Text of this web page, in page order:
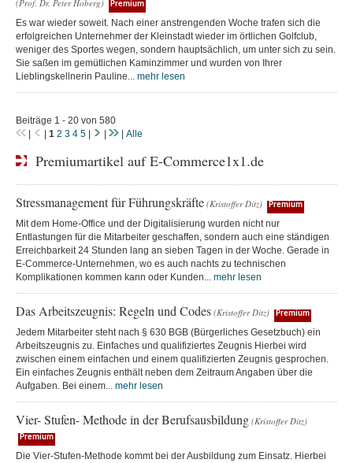
(Prof. Dr. Peter Hoberg) Premium
Es war wieder soweit. Nach einer anstrengenden Woche trafen sich die
erfolgreichen Unternehmer der Kleinstadt wieder im örtlichen Golfclub,
weniger des Sportes wegen, sondern hauptsächlich, um unter sich zu sein.
Sie saßen im gemütlichen Kaminzimmer und wurden von Ihrer
Lieblingskellnerin Pauline... mehr lesen
Beiträge 1 - 20 von 580
1 2 3 4 5 Alle
Premiumartikel auf E-Commerce1x1.de
Stressmanagement für Führungskräfte (Kristoffer Ditz) Premium
Mit dem Home-Office und der Digitalisierung wurden nicht nur
Entlastungen für die Mitarbeiter geschaffen, sondern auch eine ständigen
Erreichbarkeit 24 Stunden lang an sieben Tagen in der Woche. Gerade in
E-Commerce-Unternehmen, wo es auch nachts zu technischen
Komplikationen kommen kann oder Kunden... mehr lesen
Das Arbeitszeugnis: Regeln und Codes (Kristoffer Ditz) Premium
Jedem Mitarbeiter steht nach § 630 BGB (Bürgerliches Gesetzbuch) ein
Arbeitszeugnis zu. Einfaches und qualifiziertes Zeugnis Hierbei wird
zwischen einem einfachen und einem qualifizierten Zeugnis gesprochen.
Ein einfaches Zeugnis enthält neben dem Zeitraum Angaben über die
Aufgaben. Bei einem... mehr lesen
Vier- Stufen- Methode in der Berufsausbildung (Kristoffer Ditz)
Premium
Die Vier-Stufen-Methode kommt bei der Ausbildung zum Einsatz. Hierbei